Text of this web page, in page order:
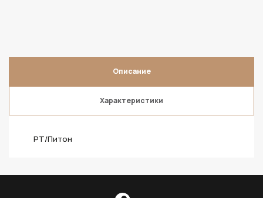
Описание
Характеристики
PT/Питон